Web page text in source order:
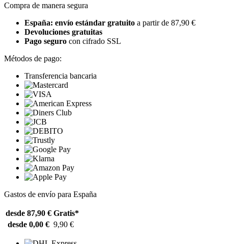
Compra de manera segura
España: envío estándar gratuito a partir de 87,90 €
Devoluciones gratuitas
Pago seguro con cifrado SSL
Métodos de pago:
Transferencia bancaria
Gastos de envío para España
desde 87,90 € Gratis*
desde 0,00 € 9,90 €